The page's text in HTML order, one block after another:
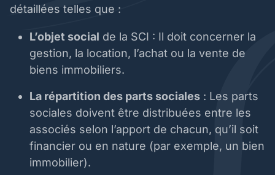
détaillées telles que :
L’objet social de la SCI : Il doit concerner la
gestion, la location, l’achat ou la vente de
biens immobiliers.
La répartition des parts sociales : Les parts
sociales doivent être distribuées entre les
associés selon l’apport de chacun, qu’il soit
financier ou en nature (par exemple, un bien
immobilier).